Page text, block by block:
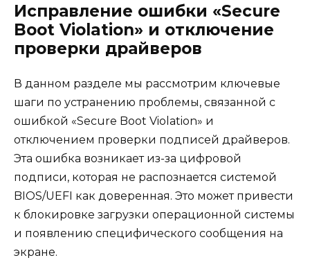
Исправление ошибки «Secure
Boot Violation» и отключение
проверки драйверов
В данном разделе мы рассмотрим ключевые
шаги по устранению проблемы, связанной с
ошибкой «Secure Boot Violation» и
отключением проверки подписей драйверов.
Эта ошибка возникает из-за цифровой
подписи, которая не распознается системой
BIOS/UEFI как доверенная. Это может привести
к блокировке загрузки операционной системы
и появлению специфического сообщения на
экране.